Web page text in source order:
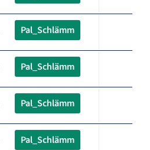
Pal_Schlämm
Pal_Schlämm
Pal_Schlämm
Pal_Schlämm